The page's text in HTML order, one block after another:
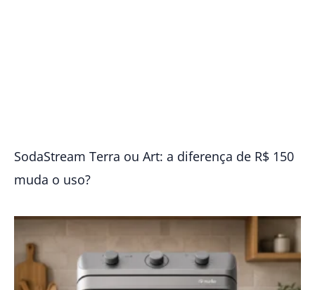
SodaStream Terra ou Art: a diferença de R$ 150
muda o uso?